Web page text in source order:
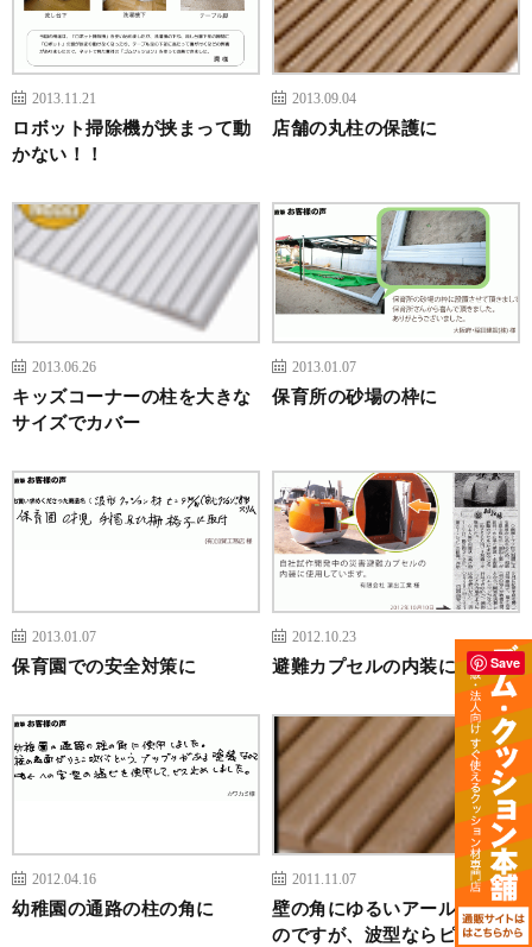
2013.11.21
ロボット掃除機が挟まって動
かない！！
2013.09.04
店舗の丸柱の保護に
2013.06.26
キッズコーナーの柱を大きな
サイズでカバー
2013.01.07
保育所の砂場の枠に
2013.01.07
保育園での安全対策に
2012.10.23
避難カプセルの内装に使用
2012.04.16
幼稚園の通路の柱の角に
2011.11.07
壁の角にゆるいアールがある
のですが、波型ならピッタリ
Save